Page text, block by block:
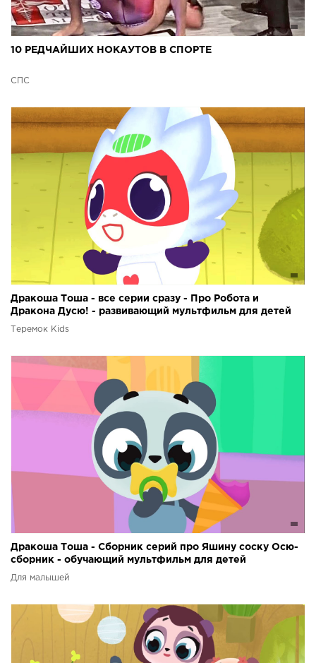
10 РЕДЧАЙШИХ НОКАУТОВ В СПОРТЕ
СПС
Дракоша Тоша - все серии сразу - Про Робота и
Дракона Дусю! - развивающий мультфильм для детей
Теремок Kids
Дракоша Тоша - Сборник серий про Яшину соску Осю-
сборник - обучающий мультфильм для детей
Для малышей